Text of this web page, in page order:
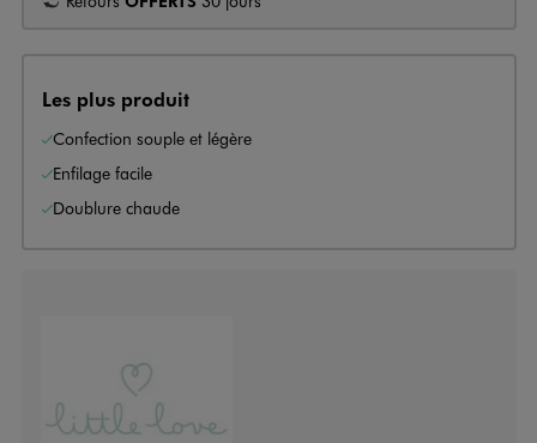
Les plus produit
Confection souple et légère
Enfilage facile
Doublure chaude